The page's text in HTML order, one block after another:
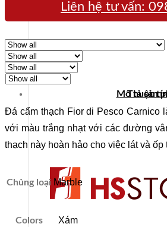
Liên hệ tư vấn:
Mô tả sản
Thuộc
Đá cẩm thạch Fior di Pesco Carnico
với màu trắng nhạt với các đường
thạch này hoàn hảo cho việc lát và ốp
Chủng loại Marble
Colors Xám